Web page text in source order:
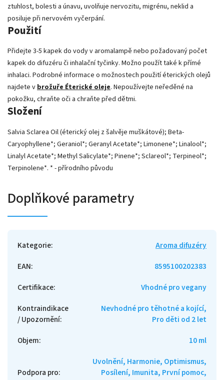
ztuhlost, bolesti a únavu, uvolňuje nervozitu, migrénu, neklid a
posiluje při nervovém vyčerpání.
Použití
Přidejte 3-5 kapek do vody v aromalampě nebo požadovaný počet
kapek do difuzéru či inhalační tyčinky. Možno použít také k přímé
inhalaci. Podrobné informace o možnostech použití éterických olejů
najdete vbrožuře Éterické oleje. Nepoužívejte neředěné na
pokožku, chraňte oči a chraňte před dětmi.
Složení
Salvia Sclarea Oil (éterický olej z šalvěje muškátové); Beta-
Caryophyllene*; Geraniol*; Geranyl Acetate*; Limonene*; Linalool*;
Linalyl Acetate*; Methyl Salicylate*; Pinene*; Sclareol*; Terpineol*;
Terpinolene*. * - přírodního původu
Doplňkové parametry
Kategorie:
Aroma difuzéry
EAN:
8595100202383
Certifikace:
Vhodné pro vegany
Kontraindikace
/ Upozornění:
Nevhodné pro těhotné a kojící,
Pro děti od 2 let
Objem: 10 ml
Podpora pro:
Uvolnění, Harmonie, Optimismus,
Posílení, Imunita, První pomoc,